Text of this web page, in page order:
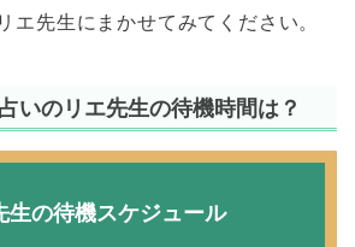
エ先生にまかせてみてください。
いのリエ先生の待機時間は？
生の待機スケジュール